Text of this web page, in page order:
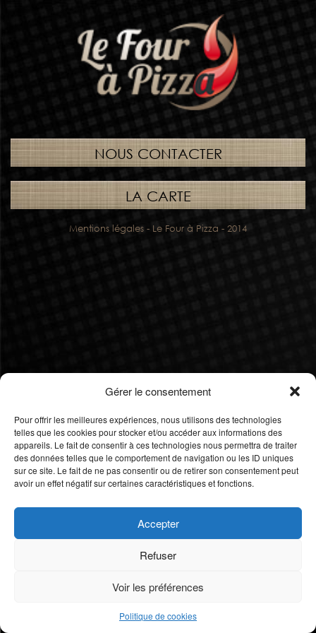
Gérer le consentement
Pour offrir les meilleures expériences, nous utilisons des technologies
telles que les cookies pour stocker et/ou accéder aux informations des
appareils. Le fait de consentir à ces technologies nous permettra de traiter
des données telles que le comportement de navigation ou les ID uniques
sur ce site. Le fait de ne pas consentir ou de retirer son consentement peut
avoir un effet négatif sur certaines caractéristiques et fonctions.
Accepter
Refuser
Voir les préférences
Politique de cookies
NOUS CONTACTER
LA CARTE
Mentions légales - Le Four à Pizza - 2014